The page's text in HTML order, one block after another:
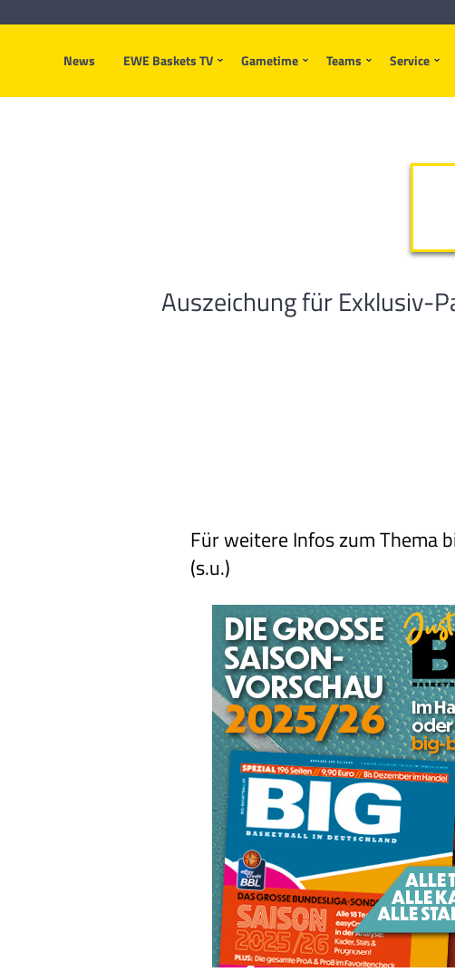
News EWE Baskets TV Gametime Teams Service
Auszeichung für Exklusiv-
Für weitere Infos zum Thema
(s.u.)